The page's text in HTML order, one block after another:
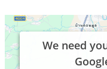
We need